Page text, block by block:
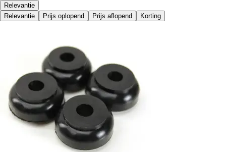
Relevantie
Relevantie
Prijs oplopend Prijs aflopend Korting